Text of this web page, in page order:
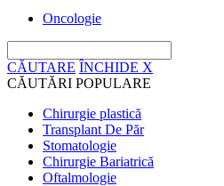
Oncologie
CĂUTARE ÎNCHIDE X
CĂUTĂRI POPULARE
Chirurgie plastică
Transplant De Păr
Stomatologie
Chirurgie Bariatrică
Oftalmologie